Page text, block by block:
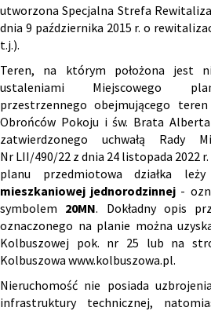
utworzona Specjalna Strefa
dnia 9 października 2015 r. o
t.j.).
Teren, na którym położona jest
ustaleniami Miejscowego
przestrzennego obejmującego
Obrońców Pokoju i św. Brata
zatwierdzonego uchwałą Rady
Nr LII/490/22 z dnia 24 listopada 2022
planu przedmiotowa działka leży
mieszkaniowej jednorodzinnej -
symbolem 20MN. Dokładny opis
oznaczonego na planie można
Kolbuszowej pok. nr 25 lub na
Kolbuszowa www.kolbuszowa.pl.
Nieruchomość nie posiada
infrastruktury technicznej,